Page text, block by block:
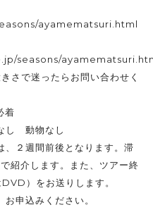
ayamematsuri.html
seasons/
で迷ったらお問い合わせく
着
し 動物なし
２週間前後となります。滞
紹介します。また、ツアー終
）をお送りします。
申込みください。